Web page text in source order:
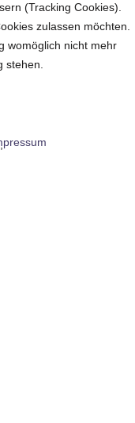
(Tracking Cookies).
zulassen möchten.
womöglich nicht mehr
stehen.